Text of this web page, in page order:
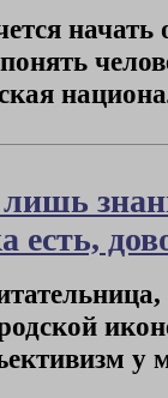
начать
есть,